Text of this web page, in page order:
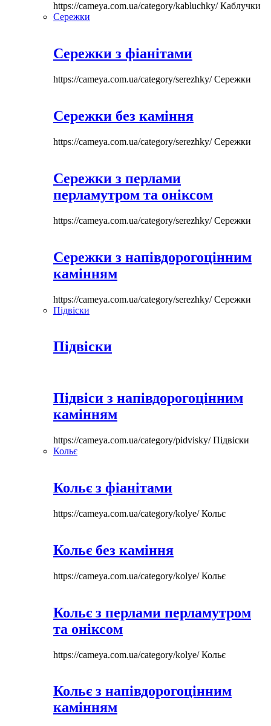
https://cameya.com.ua/category/kabluchky/Каблучки
Сережки
Сережки з фіанітами
https://cameya.com.ua/category/serezhky/Сережки
Сережки без каміння
https://cameya.com.ua/category/serezhky/Сережки
Сережки з перлами
перламутром та оніксом
https://cameya.com.ua/category/serezhky/Сережки
Сережки з напівдорогоцінним
камінням
https://cameya.com.ua/category/serezhky/Сережки
Підвіски
Підвіски
Підвіси з напівдорогоцінним
камінням
https://cameya.com.ua/category/pidvisky/Підвіски
Кольє
Кольє з фіанітами
https://cameya.com.ua/category/kolye/Кольє
Кольє без каміння
https://cameya.com.ua/category/kolye/Кольє
Кольє з перлами перламутром
та оніксом
https://cameya.com.ua/category/kolye/Кольє
Кольє з напівдорогоцінним
камінням